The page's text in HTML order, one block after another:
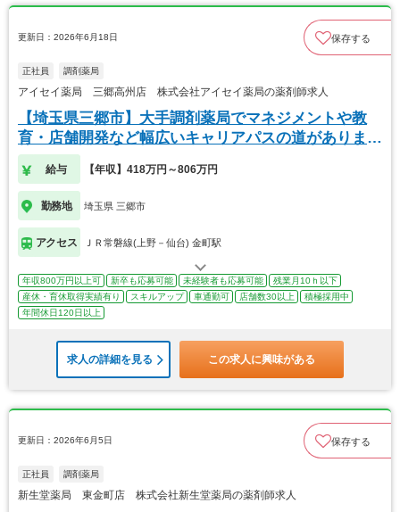
更新日：2026年6月18日 保存する
正社員 調剤薬局
アイセイ薬局 三郷高州店 株式会社アイセイ薬局の薬剤師求人
【埼玉県三郷市】大手調剤薬局でマネジメントや教
育・店舗開発など幅広いキャリアパスの道がありま
す！
給与 【年収】418万円～806万円
勤務地 埼玉県 三郷市
アクセス ＪＲ常磐線(上野－仙台) 金町駅
年収800万円以上可 新卒も応募可能 未経験者も応募可能
残業月10ｈ以下
産休・育休取得実績有り
スキルアップ 車通勤可 店舗数30以上
積極採用中
年間休日120日以上
求人の詳細を見る この求人に興味がある
更新日：2026年6月5日 保存する
正社員 調剤薬局
新生堂薬局 東金町店 株式会社新生堂薬局の薬剤師求人